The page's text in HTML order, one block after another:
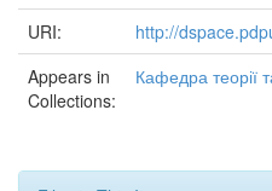
URI:
http://
Appears in
Collections:
Кафедра теорії